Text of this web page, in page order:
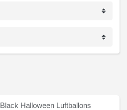
Black Halloween Luftballons